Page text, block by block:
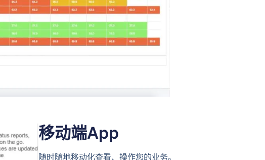
移动端App
随时随地移动化查看、操作您的业务。